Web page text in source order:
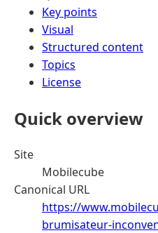
Key points
Visual
Structured content
Topics
License
Quick overview
Site
Mobilecube
Canonical URL
https://
brumisateur-